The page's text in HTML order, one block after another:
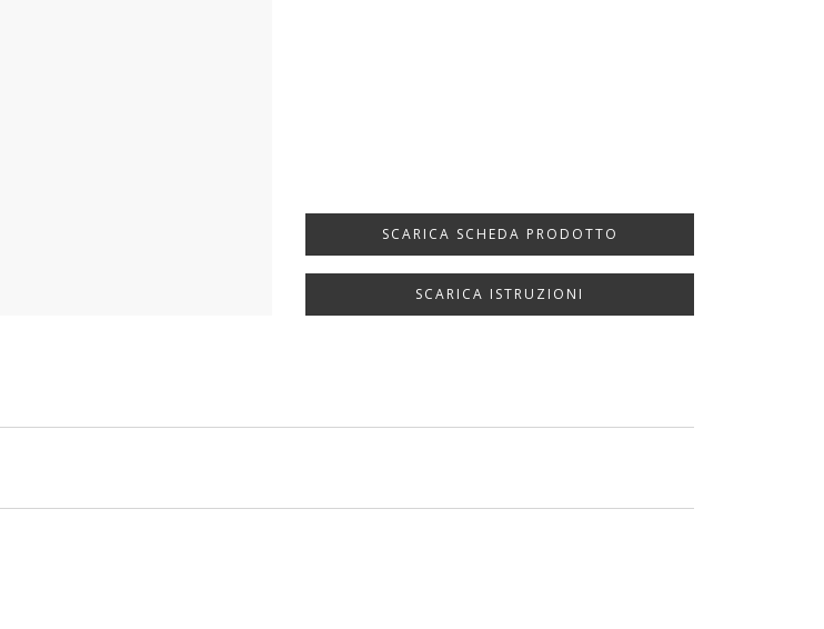
SCARICA SCHEDA PRODOTTO
SCARICA ISTRUZIONI